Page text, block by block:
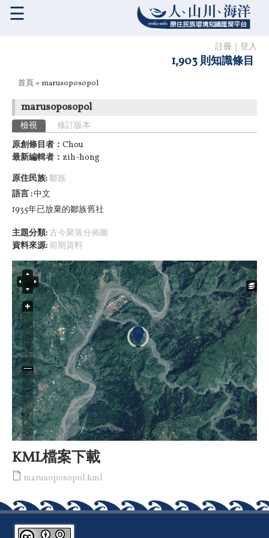
註冊 登入
1,903 則知識條目
☰
您在這裡
首頁 » marusoposopol
marusoposopol
主要索引標籤
檢視 (作用中頁籤)
修訂版本
原創條目者： Chou
最新編輯者： zih-hong
原住民族:鄒族
語言 中文
1935年已放棄的鄒族舊社
主題分類:古今聚落分佈圖
資料來源:前期資料
KML檔案下載
marusoposopol.kml